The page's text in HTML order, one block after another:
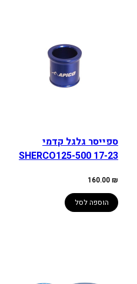
ספייסר גלגל קדמי
SHERCO125-500 17-23
160.00₪
הוספה לסל